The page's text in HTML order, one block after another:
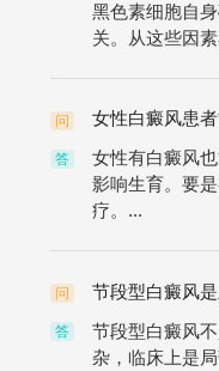
黑色素细胞自
关。从这些因
问 女性白癜风患
答
女性有白癜风
影响生育。要
疗。...
问 节段型白癜风
答
节段型白癜风
杂，临床上是